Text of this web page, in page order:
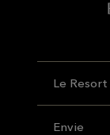
Le Resort
Envie